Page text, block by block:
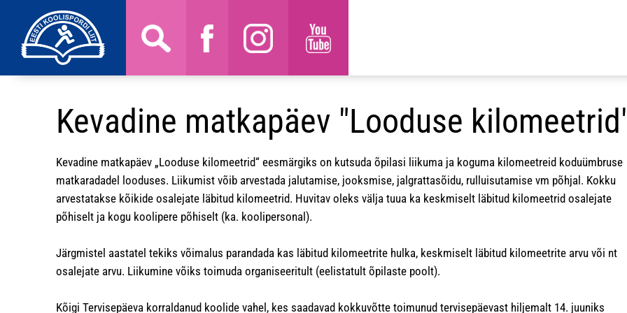
Kevadine matkapäev "Looduse
Kevadine matkapäev „Looduse kilomeetrid“ eesmärgiks on kutsuda õpilasi liikuma ja koguma kilomeetreid koduümbruse
matkaradadel looduses. Liikumist võib arvestada jalutamise, jooksmise, jalgrattasõidu, rulluisutamise vm põhjal. Kokku
arvestatakse kõikide osalejate läbitud kilomeetrid. Huvitav oleks välja tuua ka keskmiselt läbitud kilomeetrid osalejate
põhiselt ja kogu koolipere põhiselt (ka. koolipersonal).
Järgmistel aastatel tekiks võimalus parandada kas läbitud kilomeetrite hulka, keskmiselt läbitud kilomeetrite arvu või nt
osalejate arvu. Liikumine võiks toimuda organiseeritult (eelistatult õpilaste poolt).
Kõigi Tervisepäeva korraldanud koolide vahel, kes saadavad kokkuvõtte toimunud tervisepäevast hiljemalt 14. juuniks